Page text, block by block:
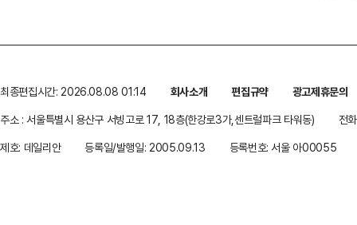
최종편집시간: 2026.08.08 01:14 회사소개 편집규약
광고제휴문의
주소 : 서울특별시 용산구 서빙고로 17, 18층(한강로3가,센트럴파크 타워동)
전
제호: 데일리안
등록일/발행일: 2005.09.13 등록번호: 서울 아00055